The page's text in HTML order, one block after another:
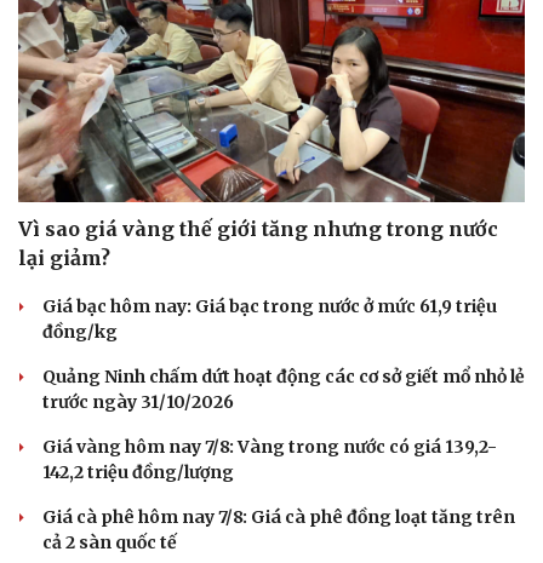
Vì sao giá vàng thế giới tăng nhưng trong nước
lại giảm?
Giá bạc hôm nay: Giá bạc trong nước ở mức 61,9 triệu
đồng/kg
Quảng Ninh chấm dứt hoạt động các cơ sở giết mổ nhỏ lẻ
trước ngày 31/10/2026
Giá vàng hôm nay 7/8: Vàng trong nước có giá 139,2-
142,2 triệu đồng/lượng
Giá cà phê hôm nay 7/8: Giá cà phê đồng loạt tăng trên
cả 2 sàn quốc tế